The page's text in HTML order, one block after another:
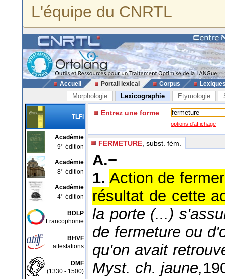
L'équipe du CNRTL
Accueil Portail lexical Corpus
Morphologie Lexicographie Etymologie
TLFi
Académie
9e édition
Académie
8e édition
Académie
4e édition
BDLP
Francophonie
BHVF
attestations
DMF
(1330 - 1500)
Entrez une forme
options d'affichage
FERMETURE , subst. fém.
A.−
1. Action de
résultat de cette
la porte (...)
de fermeture ou
qu'on avait
Myst. ch. jaune,